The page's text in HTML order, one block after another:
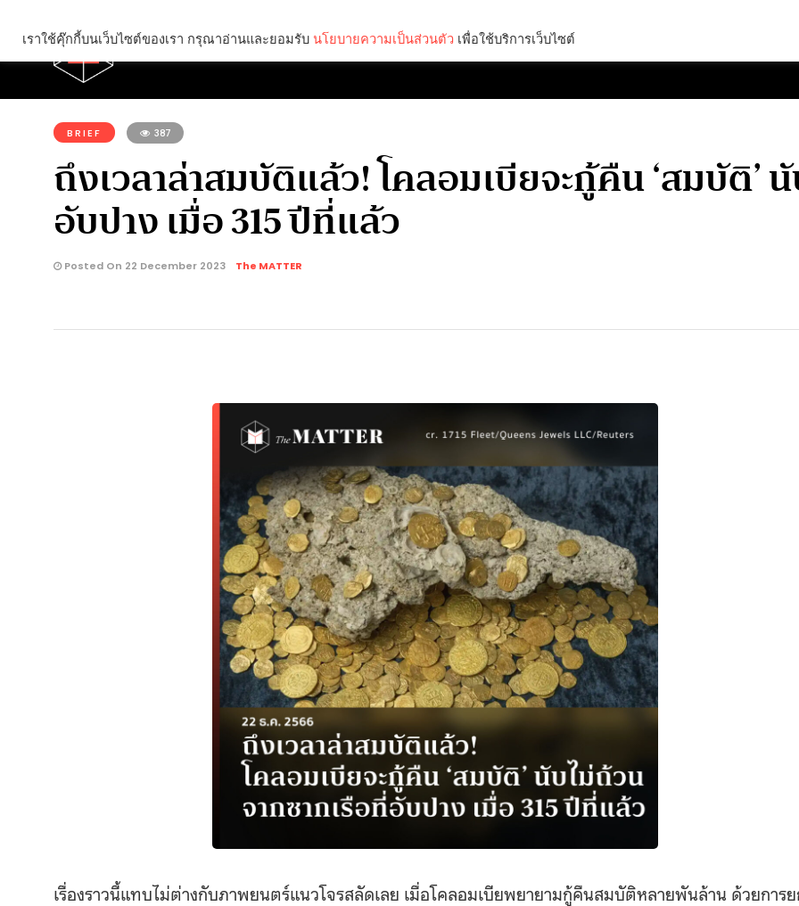
คุณกำลังอ่าน:
BRIEF 387
ถึงเวลาล่าสมบัติแล้ว! โคลอมเบียจะกู้คืน ‘สมบัติ’
อับปาง เมื่อ 315 ปีที่แล้ว
Posted On 22 December 2023 The MATTER
เรื่องราวนี้แทบไม่ต่างกับภาพยนตร์แนวโจรสลัดเลย เมื่อโคลอมเบียพยายามกู้คืนสมบัติหลายพันล้าน ด้วยการ
เราใช้คุ๊กกี้บนเว็บไซต์ของเรา กรุณาอ่านและยอมรับ นโยบายความเป็นส่วนตัว เพื่อใช้บริการเว็บไซต์